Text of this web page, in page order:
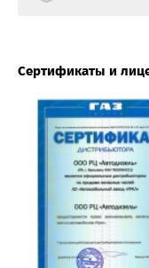
Сертификаты и